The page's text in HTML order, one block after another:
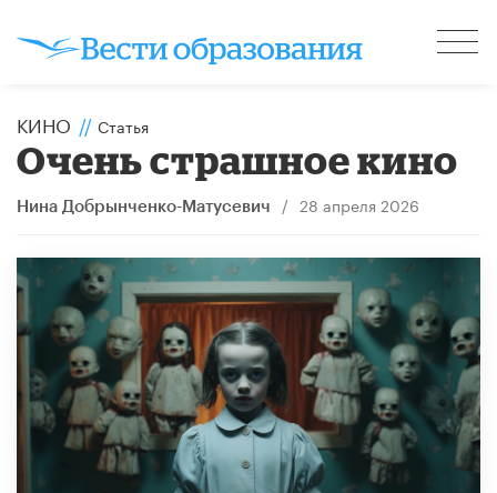
КИНО // Статья
Очень страшное кино
Нина Добрынченко-Матусевич / 28 апреля 2026